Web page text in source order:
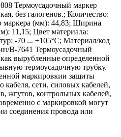
Термоусадочный маркер
без галогенов.; Количество:
маркера (мм): 44,83; Ширина
11,15; Цвет материала:
-70 ... +105°С; Материал/код
В-7641 Термоусадочный
вырубленные определенной
термоусадочную трубку.
маркировкии защиты
кабеля, сети, силовых кабелей,
жгутов, контрольных кабелей,
с маркировкой могут
соединения провода или